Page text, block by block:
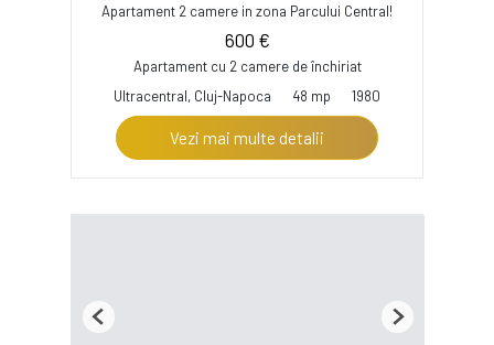
Apartament 2 camere in zona Parcului Central!
600 €
Apartament cu 2 camere de închiriat
Ultracentral, Cluj-Napoca
48 mp 1980
Vezi mai multe detalii
Previous Next